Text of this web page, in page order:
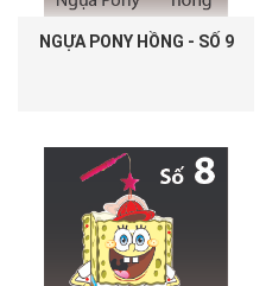
NGỰA PONY HỒNG - SỐ 9